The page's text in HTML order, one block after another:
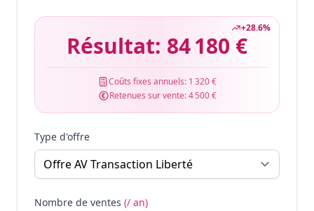
+28.6%
Résultat: 84 180 €
Coûts fixes annuels: 1 320 €
Retenues sur vente:4 500 €
Type d'offre
Nombre de ventes (/ an)